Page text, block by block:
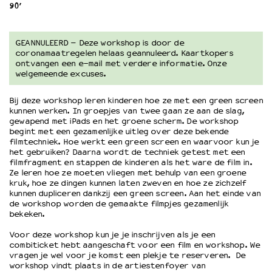
OVER LANTARENVENSTER
Wat we doen
Werken bij
Wie is wie
Historie
Partners
Huisregels
Privacyverklaring
Integriteits- en gedragscode
Duurzaamheid
Culturele boycot Israël
Ruimte voor artistieke vrijheid – VNPF
90’
GEANNULEERD – Deze workshop is door de
coronamaatregelen helaas geannuleerd. Kaartkopers
ontvangen een e-mail met verdere informatie. Onze
welgemeende excuses.
Bij deze workshop leren kinderen hoe ze met een green screen
kunnen werken. In groepjes van twee gaan ze aan de slag,
gewapend met iPads en het groene scherm. De workshop
begint met een gezamenlijke uitleg over deze bekende
filmtechniek. Hoe werkt een green screen en waarvoor kun je
het gebruiken? Daarna wordt de techniek getest met een
filmfragment en stappen de kinderen als het ware de film in.
Ze leren hoe ze moeten vliegen met behulp van een groene
kruk, hoe ze dingen kunnen laten zweven en hoe ze zichzelf
kunnen dupliceren dankzij een green screen. Aan het einde van
de workshop worden de gemaakte filmpjes gezamenlijk
bekeken.
Voor deze workshop kun je je inschrijven als je een
combiticket hebt aangeschaft voor een film en workshop. We
vragen je wel voor je komst een plekje te reserveren. De
workshop vindt plaats in de artiestenfoyer van